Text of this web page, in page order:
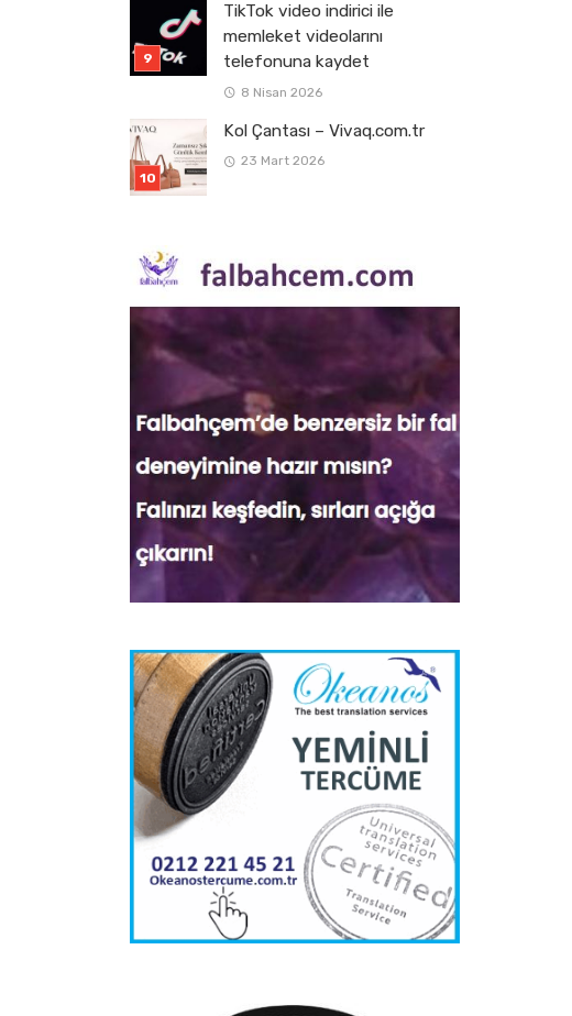
TikTok video indirici ile
memleket videolarını
telefonuna kaydet
8 Nisan 2026
Kol Çantası – Vivaq.com.tr
23 Mart 2026